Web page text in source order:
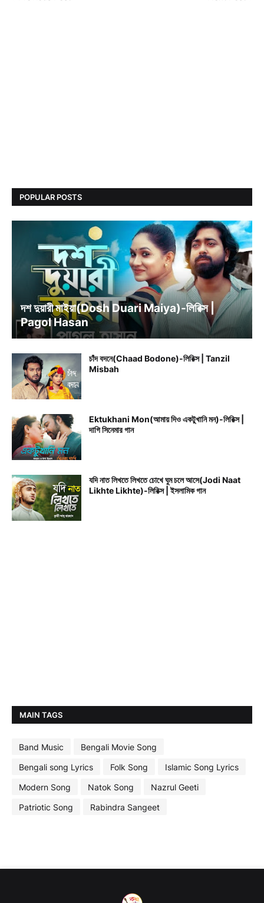
POPULAR POSTS
BENGALI SONG LYRICS
দশ দুয়ারী মাইয়া(Dosh Duari Maiya)-লিরিক্স |
Pagol Hasan
চাঁদ বদনে(Chaad Bodone)-লিরিক্স | Tanzil
Misbah
Ektukhani Mon(আমায় দিও একটুখানি মন)-লিরিক্স |
দাগি সিনেমার গান
যদি নাত লিখতে লিখতে চোখে ঘুম চলে আসে(Jodi Naat
Likhte Likhte)-লিরিক্স | ইসলামিক গান
MAIN TAGS
Band Music
Bengali Movie Song
Bengali song Lyrics
Folk Song
Islamic Song Lyrics
Modern Song
Natok Song
Nazrul Geeti
Patriotic Song
Rabindra Sangeet